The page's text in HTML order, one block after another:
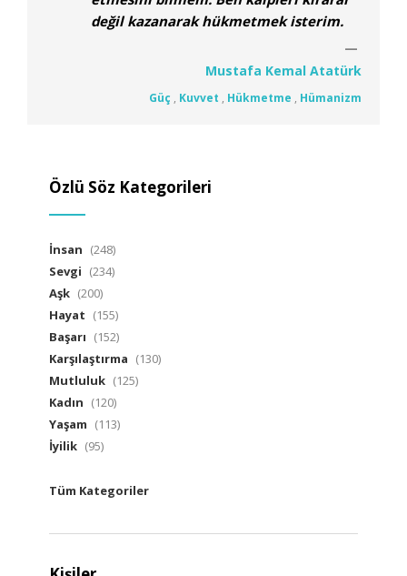
değil kazanarak hükmetmek isterim.
Mustafa Kemal Atatürk
Güç , Kuvvet , Hükmetme , Hümanizm
Özlü Söz Kategorileri
İnsan (248)
Sevgi (234)
Aşk (200)
Hayat (155)
Başarı (152)
Karşılaştırma (130)
Mutluluk (125)
Kadın (120)
Yaşam (113)
İyilik (95)
Tüm Kategoriler